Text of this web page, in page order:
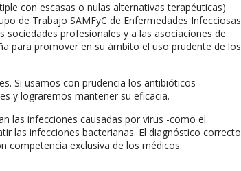
con escasas o nulas alternativas terapéuticas)
de Trabajo SAMFyC de Enfermedades Infecciosas
profesionales y a las asociaciones de
para promover en su ámbito el uso prudente de los
Si usamos con prudencia los antibióticos
y lograremos mantener su eficacia.
las infecciones causadas por virus -como el
las infecciones bacterianas. El diagnóstico correcto
competencia exclusiva de los médicos.